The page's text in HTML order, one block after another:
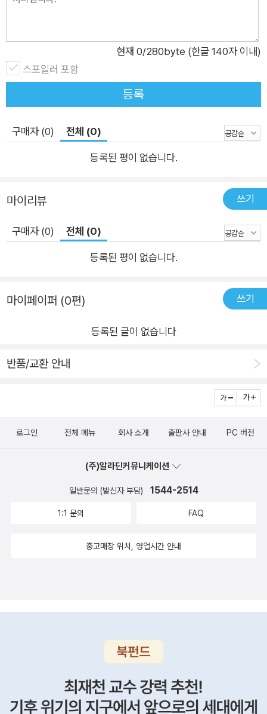
기다리면서 지은이는 도쿄의 오래되었으면서 새로운 정식집을
취재해 그곳의 정과 매력에 푹 빠진다. 책에 소개된 정식집들은
산카쿠처럼 시대의 변화가 불러온 어려움, 거리의 사람들이 사라
졌던 팬데믹, 가족을 잃는 상실 등 저마다의 사연을 품고 이겨내
나19를 계기로 정식집으로 업종을 바꾸어 사람들에게 사랑받는
극복하며, 가족을 잃는 상실의 아픔을 안은 채 손님들의 도움을
제 퇴거를 당하며 결국 문을 닫게 된 식당도. 사람들에게 사랑을
인생이 자리한다. 익숙한 간장 냄새, 정갈하게 놓인 반찬, 손님과
주인이 교류하는 소소한 순간 등 모두가 도시 속에서 잠시나마 마
는 작지만 든든한 위로를 느끼고, 사라져가면서도 여전히 남아 있
는 일상의 공간과 그 안에 놓인 사람들의 이야기에 공감하게 될
현재 0/280byte (한글 140자 이내)
스포일러 포함
등록
구매자 (0) 전체 (0)
등록된 평이 없습니다.
마이리뷰 쓰기
구매자 (0) 전체 (0)
등록된 평이 없습니다.
마이페이퍼 (0편) 쓰기
등록된 글이 없습니다
반품/교환 안내
로그인 전체 메뉴 회사 소개 출판사 안내 PC 버전
(주)알라딘커뮤니케이션
일반문의 (발신자 부담) 1544-2514
1:1 문의 FAQ
중고매장 위치, 영업시간 안내